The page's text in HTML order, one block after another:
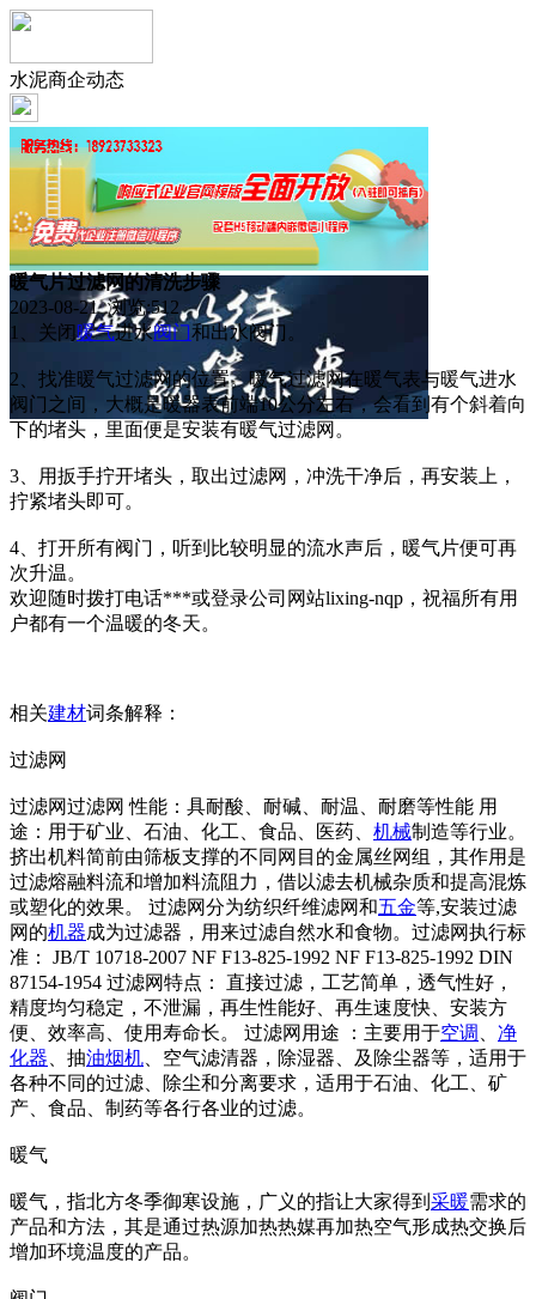
水泥商企动态
暖气片过滤网的清洗步骤
2023-08-21 浏览:512
1、关闭 暖气进水阀门和出水阀门。
2、找准暖气过滤网的位置。暖气过滤网在暖气表与暖气进水
阀门之间，大概是暖器表前端10公分左右，会看到有个斜着向
下的堵头，里面便是安装有暖气过滤网。
3、用扳手拧开堵头，取出过滤网，冲洗干净后，再安装上，
拧紧堵头即可。
4、打开所有阀门，听到比较明显的流水声后，暖气片便可再
次升温。
欢迎随时拨打电话***或登录公司网站lixing-nqp，祝福所有用
户都有一个温暖的冬天。
相关建材词条解释：
过滤网
过滤网过滤网 性能：具耐酸、耐碱、耐温、耐磨等性能 用
途：用于矿业、石油、化工、食品、医药、 机械制造等行业。
挤出机料简前由筛板支撑的不同网目的金属丝网组，其作用是
过滤熔融料流和增加料流阻力，借以滤去机械杂质和提高混炼
或塑化的效果。 过滤网分为纺织纤维滤网和五金等,安装过滤
网的机器成为过滤器，用来过滤自然水和食物。过滤网执行标
准： JB/T 10718-2007 NF F13-825-1992 NF F13-825-1992 DIN
87154-1954 过滤网特点： 直接过滤，工艺简单，透气性好，
精度均匀稳定，不泄漏，再生性能好、再生速度快、安装方
便、效率高、使用寿命长。 过滤网用途 ：主要用于空调
净
化器 、抽油烟机 、空气滤清器，除湿器、及除尘器等，适用于
各种不同的过滤、除尘和分离要求，适用于石油、化工、矿
产、食品、制药等各行各业的过滤。
暖气
暖气，指北方冬季御寒设施，广义的指让大家得到 采暖需求的
产品和方法，其是通过热源加热热媒再加热空气形成热交换后
增加环境温度的产品。